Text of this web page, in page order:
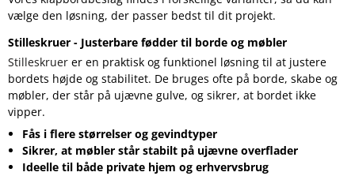
vælge den løsning, der passer bedst til dit projekt.
Stilleskruer - Justerbare fødder til borde og møbler
Stilleskruer er en praktisk og funktionel løsning til at justere
bordets højde og stabilitet. De bruges ofte på borde, skabe og
møbler, der står på ujævne gulve, og sikrer, at bordet ikke
vipper.
Fås i flere størrelser og gevindtyper
Sikrer, at møbler står stabilt på ujævne overflader
Ideelle til både private hjem og erhvervsbrug